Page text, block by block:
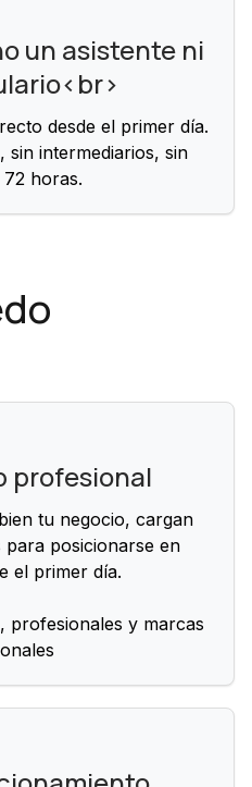
un asistente ni
desde el primer día.
sin intermediarios, sin
horas.
profesional
tu negocio, cargan
para posicionarse en
el primer día.
profesionales y marcas